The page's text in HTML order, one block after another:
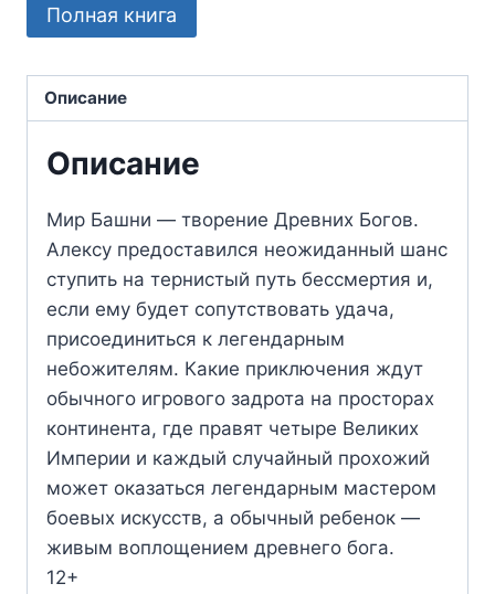
Полная книга
Описание
Описание
Мир Башни — творение Древних Богов.
Алексу предоставился неожиданный шанс
ступить на тернистый путь бессмертия и,
если ему будет сопутствовать удача,
присоединиться к легендарным
небожителям. Какие приключения ждут
обычного игрового задрота на просторах
континента, где правят четыре Великих
Империи и каждый случайный прохожий
может оказаться легендарным мастером
боевых искусств, а обычный ребенок —
живым воплощением древнего бога.
12+